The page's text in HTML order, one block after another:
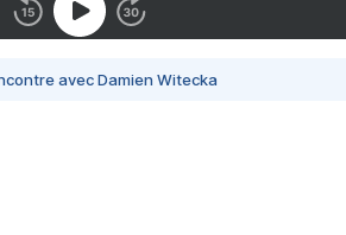
avec Damien Witecka